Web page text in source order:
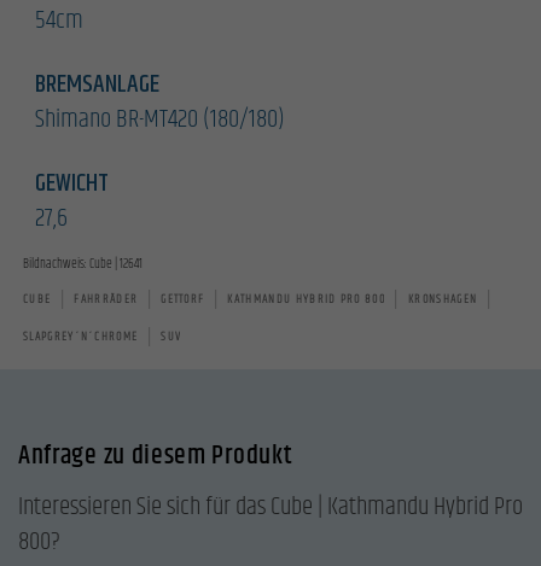
54cm
BREMSANLAGE
Shimano BR-MT420 (180/180)
GEWICHT
27,6
Bildnachweis: Cube | 12641
CUBE FAHRRÄDER GETTORF KATHMANDU HYBRID PRO 800 KRONSHAGEN
SLAPGREY´N´CHROME SUV
Anfrage zu diesem Produkt
Interessieren Sie sich für das Cube | Kathmandu Hybrid Pro
800?